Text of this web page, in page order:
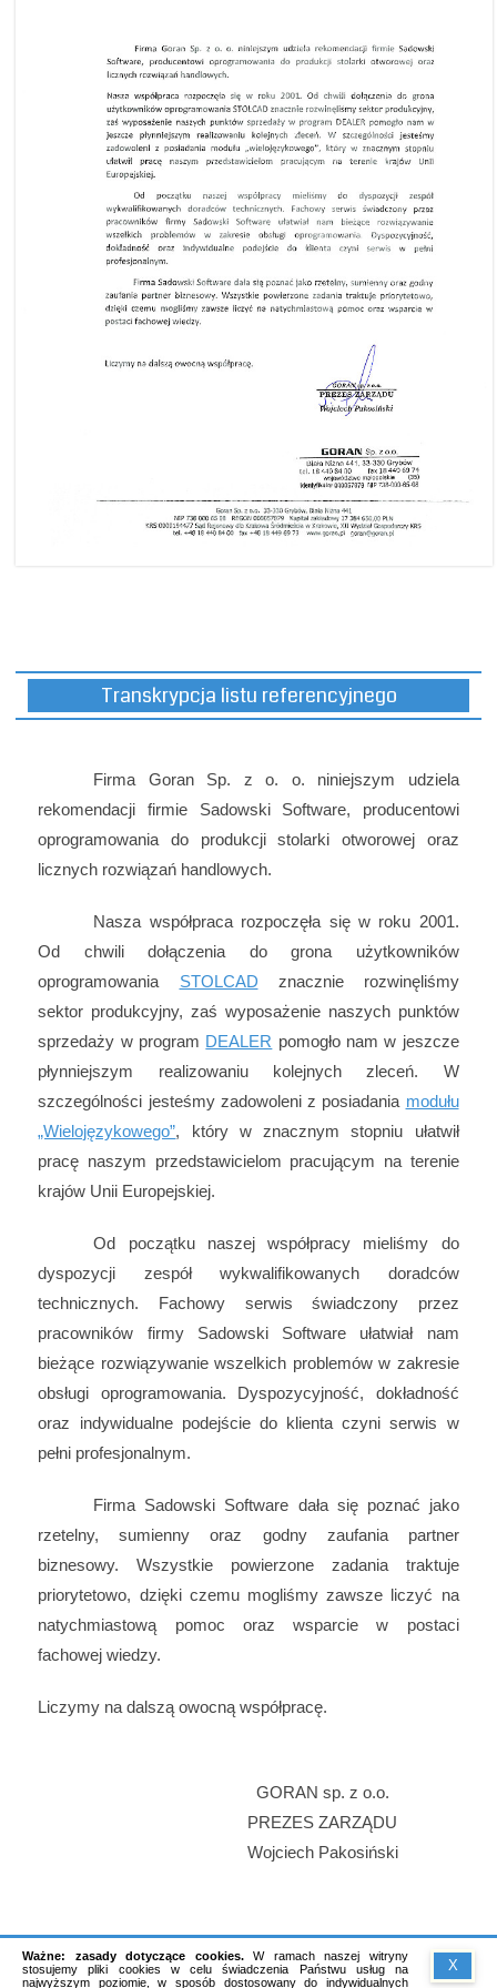
Transkrypcja listu referencyjnego
Firma Goran Sp. z o. o. niniejszym udziela
rekomendacji firmie Sadowski Software, producentowi
oprogramowania do produkcji stolarki otworowej oraz
licznych rozwiązań handlowych.
Nasza współpraca rozpoczęła się w roku 2001.
Od chwili dołączenia do grona użytkowników
oprogramowania STOLCAD znacznie rozwinęliśmy
sektor produkcyjny, zaś wyposażenie naszych punktów
sprzedaży w program DEALER pomogło nam w jeszcze
płynniejszym realizowaniu kolejnych zleceń. W
szczególności jesteśmy zadowoleni z posiadania modułu
„Wielojęzykowego”, który w znacznym stopniu ułatwił
pracę naszym przedstawicielom pracującym na terenie
krajów Unii Europejskiej.
Od początku naszej współpracy mieliśmy do
dyspozycji zespół wykwalifikowanych doradców
technicznych. Fachowy serwis świadczony przez
pracowników firmy Sadowski Software ułatwiał nam
bieżące rozwiązywanie wszelkich problemów w zakresie
obsługi oprogramowania. Dyspozycyjność, dokładność
oraz indywidualne podejście do klienta czyni serwis w
pełni profesjonalnym.
Firma Sadowski Software dała się poznać jako
rzetelny, sumienny oraz godny zaufania partner
biznesowy. Wszystkie powierzone zadania traktuje
priorytetowo, dzięki czemu mogliśmy zawsze liczyć na
natychmiastową pomoc oraz wsparcie w postaci
fachowej wiedzy.
Liczymy na dalszą owocną współpracę.
GORAN sp. z o.o.
PREZES ZARZĄDU
Wojciech Pakosiński
X
Ważne: zasady dotyczące cookies.W ramach naszej witryny
stosujemy pliki cookies w celu świadczenia Państwu usług na
najwyższym poziomie, w sposób dostosowany do indywidualnych